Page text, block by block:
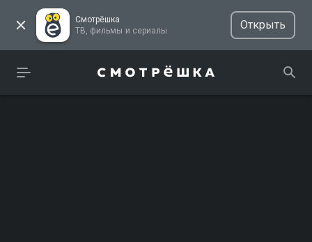
Смотрёшка
ТВ, фильмы и сериалы
Открыть